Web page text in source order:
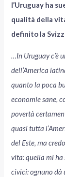
l’Uruguay ha
qualità della
definito la
…In Uruguay c’è
dell’America
quanto la poca
economie sane,
povertà
quasi tutta
del Este, ma
vita: quella mi ha
civici: ognuno dà